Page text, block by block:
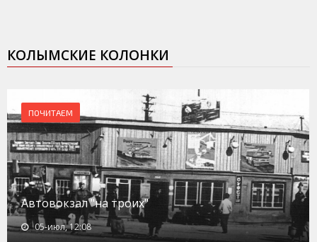
КОЛЫМСКИЕ КОЛОНКИ
ПОЧИТАЕМ
Автовокзал "на троих"
05-июл, 12:08